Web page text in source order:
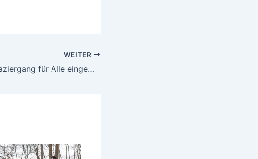
WEITER
Stadtspaziergang für Alle eingeweiht